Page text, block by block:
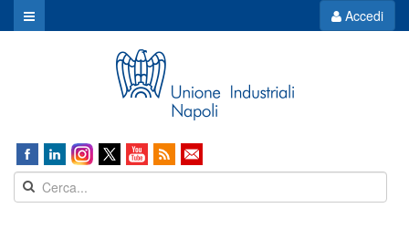
Accedi